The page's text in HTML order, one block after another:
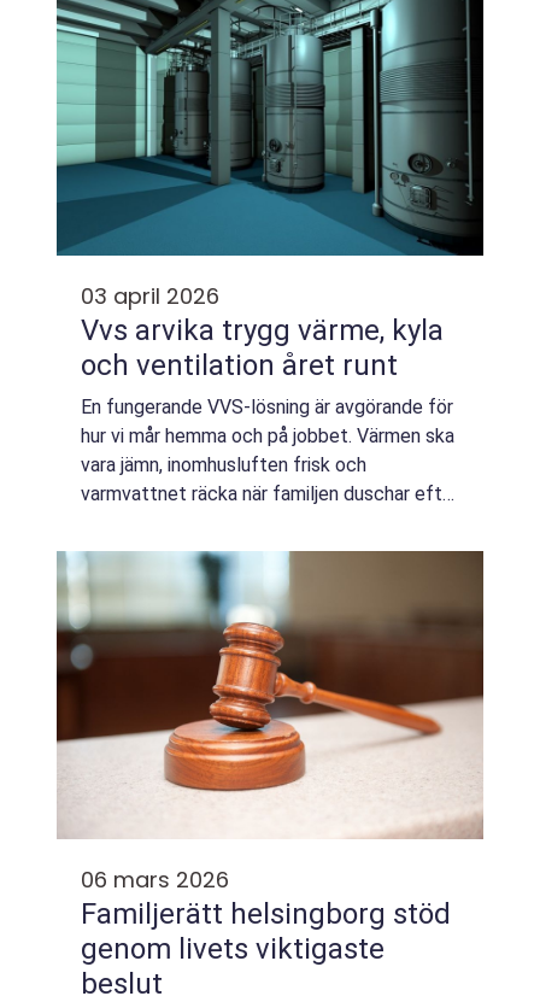
03 april 2026
Vvs arvika trygg värme, kyla
och ventilation året runt
En fungerande VVS-lösning är avgörande för
hur vi mår hemma och på jobbet. Värmen ska
vara jämn, inomhusluften frisk och
varmvattnet räcka när familjen duschar efter
varierande väder, ställs höga krav på b...
06 mars 2026
Familjerätt helsingborg stöd
genom livets viktigaste
beslut